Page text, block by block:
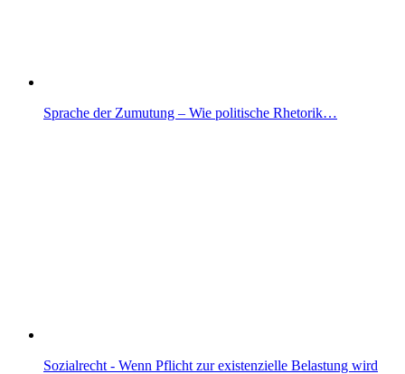
Sprache der Zumutung – Wie politische Rhetorik…
Sozialrecht - Wenn Pflicht zur existenzielle Belastung wird